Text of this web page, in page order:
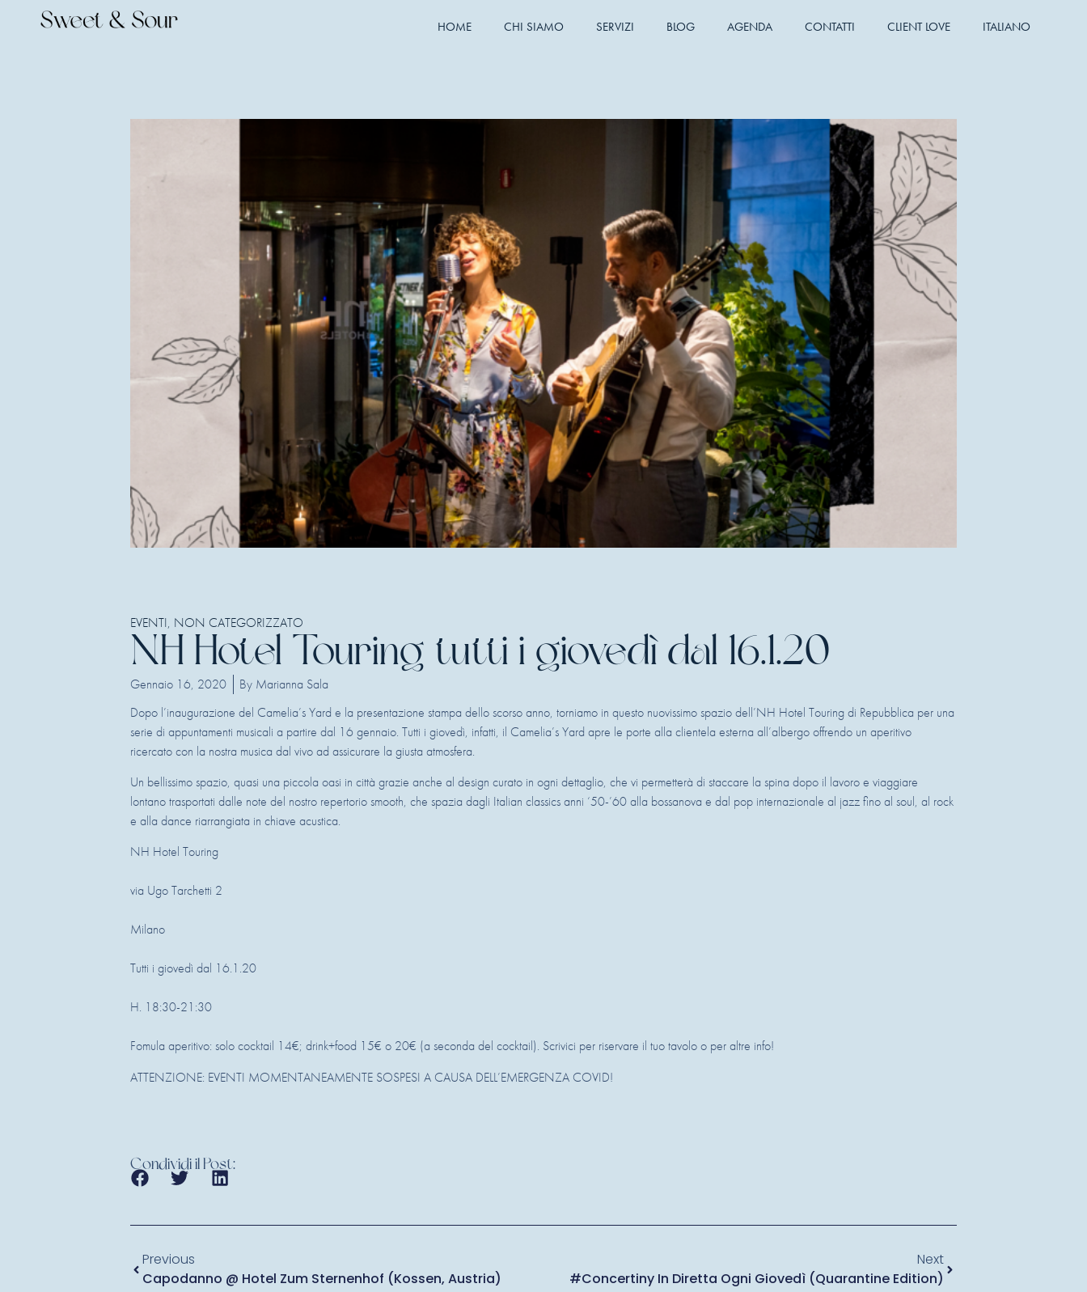
HOME CHI SIAMO SERVIZI BLOG AGENDA CONTATTI CLIENT LOVE ITALIANO
EVENTI, NON CATEGORIZZATO
NH Hotel Touring tutti i giovedì dal 16.1.20
Gennaio 16, 2020 By Marianna Sala
Dopo l’inaugurazione del Camelia’s Yard e la presentazione stampa dello scorso anno, torniamo in questo nuovissimo spazio dell’NH Hotel Touring di Repubblica per una
serie di appuntamenti musicali a partire dal 16 gennaio. Tutti i giovedì, infatti, il Camelia’s Yard apre le porte alla clientela esterna all’albergo offrendo un aperitivo
ricercato con la nostra musica dal vivo ad assicurare la giusta atmosfera.
Un bellissimo spazio, quasi una piccola oasi in città grazie anche al design curato in ogni dettaglio, che vi permetterà di staccare la spina dopo il lavoro e viaggiare
lontano trasportati dalle note del nostro repertorio smooth, che spazia dagli Italian classics anni ‘50-’60 alla bossanova e dal pop internazionale al jazz fino al soul, al rock
e alla dance riarrangiata in chiave acustica.
NH Hotel Touring
via Ugo Tarchetti 2
Milano
Tutti i giovedì dal 16.1.20
H. 18:30-21:30
Fomula aperitivo: solo cocktail 14€; drink+food 15€ o 20€ (a seconda del cocktail). Scrivici per riservare il tuo tavolo o per altre info!
ATTENZIONE: EVENTI MOMENTANEAMENTE SOSPESI A CAUSA DELL’EMERGENZA COVID!
Condividi il Post:
Previous
Capodanno @ Hotel Zum Sternenhof (Kossen, Austria)
Next
#concertiny In Diretta Ogni Giovedì (quarantine Edition)